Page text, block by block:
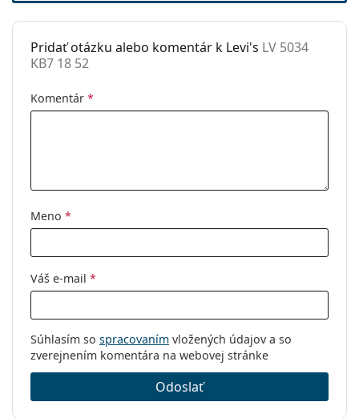
Príslušenstvo
Puzdro:
Áno
handrička:
Ostatné
Značka:
Levi´s
Kód:
LV 5034 KB7 18 52
Pridať otázku alebo komentár k Levi's LV 5034
KB7 18 52
Komentár *
Meno *
Váš e-mail *
Súhlasím so spracovaním vložených údajov a so
zverejnením komentára na webovej stránke
Odoslať